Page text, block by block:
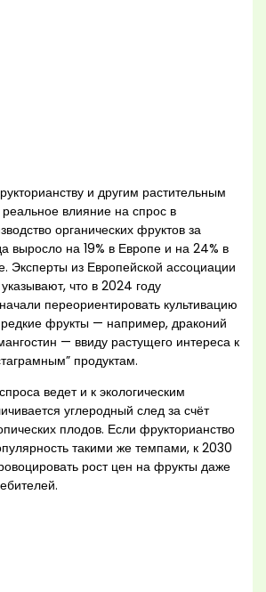
и другим растительным
влияние на спрос в
органических фруктов за
выросло на 19% в Европе и на 24% в
Эксперты из Европейской ассоциации
что в 2024 году
переориентировать культивацию
редкие фрукты — например, драконий
— ввиду растущего интереса к
продуктам.
ведет и к экологическим
углеродный след за счёт
плодов. Если фрукторианство
такими же темпами, к 2030
рост цен на фрукты даже